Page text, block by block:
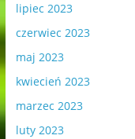
lipiec 2023
czerwiec 2023
maj 2023
kwiecień 2023
marzec 2023
luty 2023